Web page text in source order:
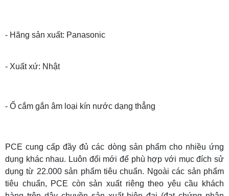
- Hãng sản xuất: Panasonic
- Xuất xứ: Nhật
- Ổ cắm gắn âm loại kín nước dạng thẳng
PCE cung cấp đầy đủ các dòng sản phẩm cho nhiều ứng
dụng khác nhau. Luôn đổi mới để phù hợp với mục đích sử
dụng từ 22.000 sản phẩm tiêu chuẩn. Ngoài các sản phẩm
tiêu chuẩn, PCE còn sản xuất riêng theo yêu cầu khách